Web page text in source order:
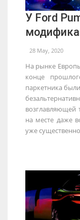
У Ford
28 May, 2020
На рынке
конце
паркетника
возглавляющей
на месте даже
уже